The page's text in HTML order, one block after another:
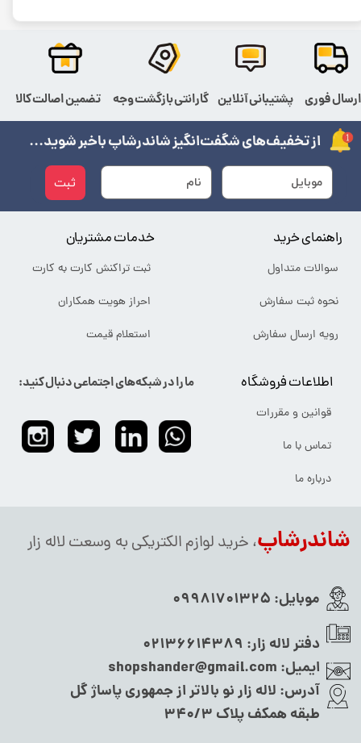
شاندرشاپ، خرید لوازم الکتریکی به وسعت لاله زار
موبایل: 09981701325
دفتر لاله زار: 02136614389
ایمیل: shopshander@gmail.com
آدرس: لاله زار نو بالاتر از جمهوری پاساژ گل
طبقه همکف پلاک ۳۴۰/۳
ما را در شبکه‌های اجتماعی دنبال کنید:
ثبت
از تخفیف‌های شگفت‌انگیز شاندرشاپ باخبر شوید...
اطلاعات فروشگاه
قوانین و مقررات
تماس با ما
درباره ما
خدمات مشتریان
ثبت تراکنش کارت به کارت
احراز هویت همکاران
استعلام قیمت
راهنمای خرید
سوالات متداول
نحوه ثبت سفارش
رویه ارسال سفارش
ارسال فوری پشتیبانی آنلاین گارانتی بازگشت وجه تضمین اصالت کالا